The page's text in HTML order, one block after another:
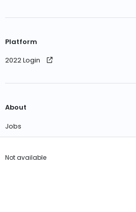
Not available
Platform
2022 Login
About
Jobs